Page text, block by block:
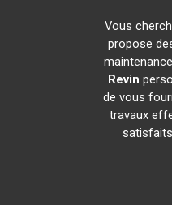
Vous
propose
Revin
de vous
travaux